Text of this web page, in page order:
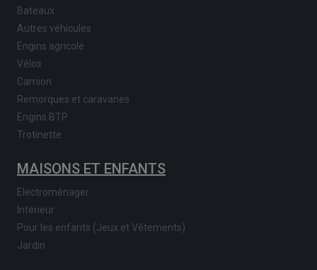
Bateaux
Autres véhicules
Engins agricole
Vélos
Camion
Remorques et caravanes
Engins BTP
Trotinette
MAISONS ET ENFANTS
Electroménager
Intérieur
Pour les enfants (Jeux et Vêtements)
Jardin